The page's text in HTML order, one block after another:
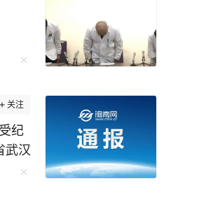
关注
纪
汉
，